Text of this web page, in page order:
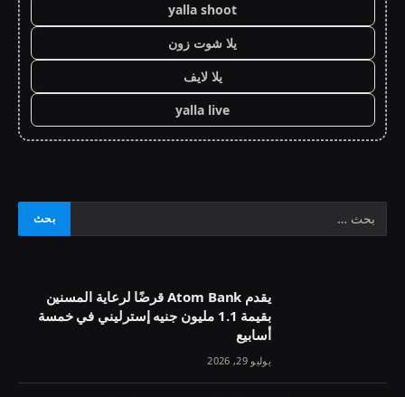
yalla shoot
يلا شوت زون
يلا لايف
yalla live
يقدم Atom Bank قرضًا لرعاية المسنين
بقيمة 1.1 مليون جنيه إسترليني في خمسة
أسابيع
يوليو 29, 2026